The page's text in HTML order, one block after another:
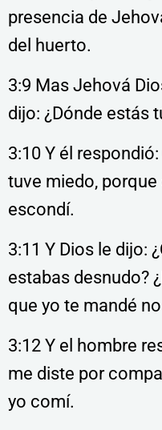
presencia de
del huerto.
3:9 Mas Jehová
dijo: ¿Dónde estás
3:10 Y él
tuve miedo,
escondí.
3:11 Y Dios le dijo:
estabas desnudo?
que yo te mandé
3:12 Y el hombre
me diste por
yo comí.